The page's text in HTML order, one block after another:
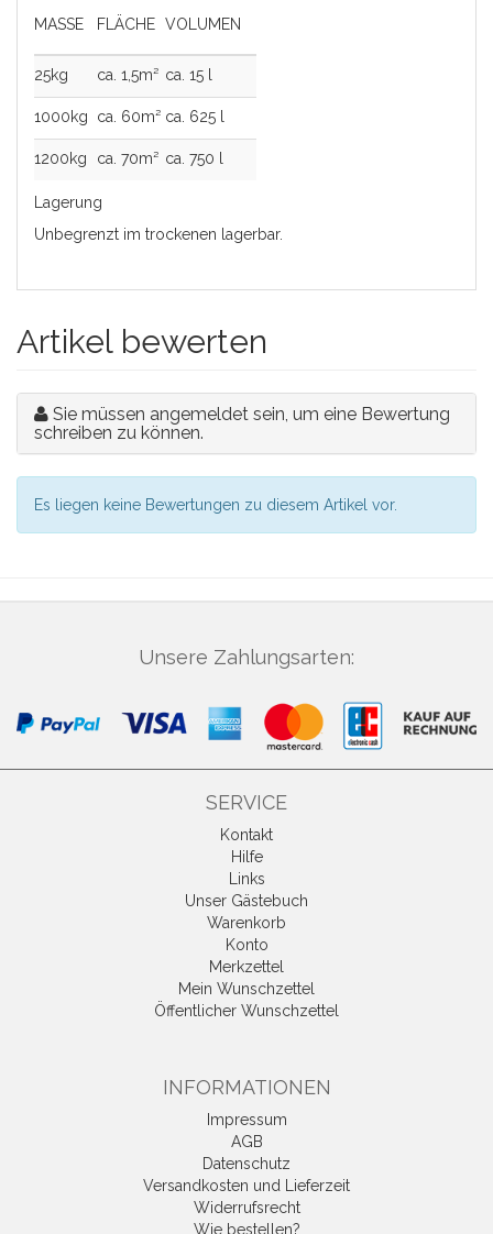
MASSE FLÄCHE VOLUMEN
25kg ca. 1,5m² ca. 15 l
1000kg ca. 60m² ca. 625 l
1200kg ca. 70m² ca. 750 l
Lagerung
Unbegrenzt im trockenen lagerbar.
Artikel bewerten
Sie müssen angemeldet sein, um eine Bewertung
schreiben zu können.
Es liegen keine Bewertungen zu diesem Artikel vor.
Unsere Zahlungsarten:
SERVICE
Kontakt
Hilfe
Links
Unser Gästebuch
Warenkorb
Konto
Merkzettel
Mein Wunschzettel
Öffentlicher Wunschzettel
INFORMATIONEN
Impressum
AGB
Datenschutz
Versandkosten und Lieferzeit
Widerrufsrecht
Wie bestellen?